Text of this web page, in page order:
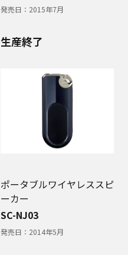
発売日： 2015年7月
生産終了
ポータブルワイヤレススピ
ーカー
SC-NJ03
発売日： 2014年5月